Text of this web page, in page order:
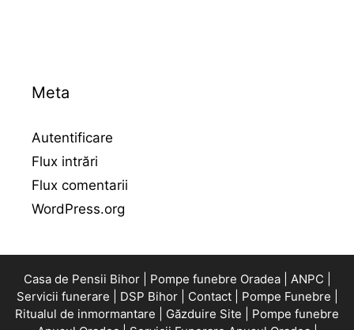
Meta
Autentificare
Flux intrări
Flux comentarii
WordPress.org
Casa de Pensii Bihor | Pompe funebre Oradea |
ANPC |
Servicii funerare |
DSP Bihor | Contact |
Pompe Funebre |
Ritualul de inmormantare |
Găzduire Site |
Pompe funebre